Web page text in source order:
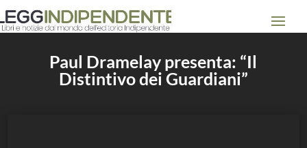
Paul Dramelay presenta: “Il
Distintivo dei Guardiani”